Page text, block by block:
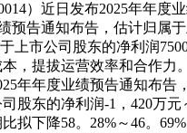
）近日发布2025年年
告通知布告，估计归属
市公司股东的净利润
，提拔运营效率和合作
年年度业绩预告通知布
股东的净利润-1，420万
下降58。28%～46。